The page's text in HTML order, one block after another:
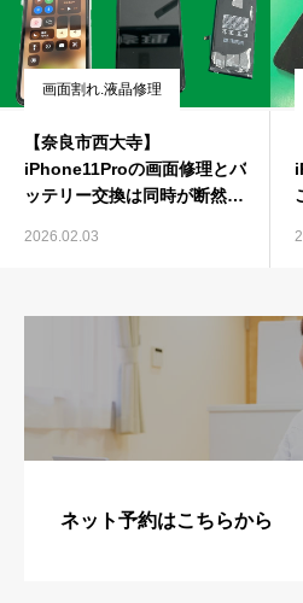
画面割れ.液晶修理
【奈良市西大寺】
iPhone11Proの画面修理とバ
ッテリー交換は同時が断然お
2026.02.03
ネット予約はこちらから